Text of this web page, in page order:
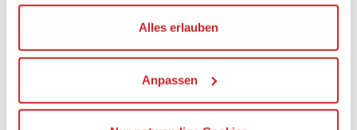
Wir verwenden den Google Tag Manager um weitere
Dienste einzubinden.
Wenn Sie auf „Alles erlauben“, klicken, werden ein Teil
Ihrer personenbezogener Daten in die USA übertragen.
Alles erlauben
Anpassen
Artikeleigenschaften:
Ab 6 Monate